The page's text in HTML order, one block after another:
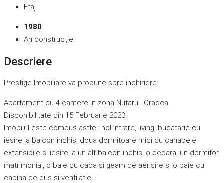
Etaj
1980
An construcție
Descriere
Prestige Imobiliare va propune spre inchiriere:
Apartament cu 4 camere in zona Nufarul- Oradea
Disponibilitate din 15 Februarie 2023!
Imobilul este compus astfel: hol intrare, living, bucatarie cu
iesire la balcon inchis, doua dormitoare mici cu canapele
extensibile si iesire la un alt balcon inchis, o debara, un dormitor
matrimonial, o baie cu cada si geam de aerisire si o baie cu
cabina de dus si ventilatie.